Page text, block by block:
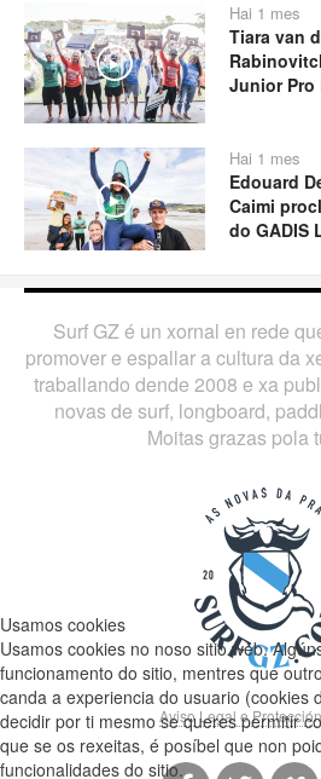
Play
Hai 1 mes
Tiara van
Junior Pro
Play
Hai 1 mes
Edouard
Caimi
do GADIS
Surf GZ é un xornal en rede
promover e espallar a cultura da
traballando dende 2008 e xa
novas de surf, longboard,
Moitas grazas pola
Aviso Legal e
Usamos cookies
Usamos cookies no noso sitio web.
funcionamento do sitio, mentres que
canda a experiencia do usuario (cookies
decidir por ti mesmo se queres permitir
que se os rexeitas, é posíbel que non
funcionalidades do sitio.